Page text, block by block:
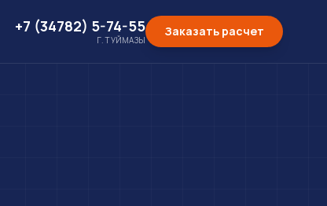
+7 (34782) 5-74-55
Г. ТУЙМАЗЫ
Заказать расчет